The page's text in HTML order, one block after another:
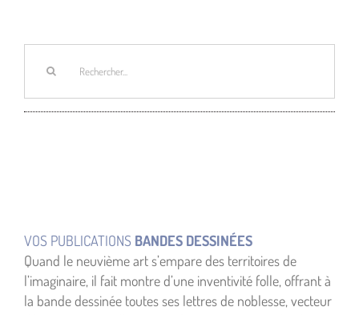
Éditions
Delcourt
VOS PUBLICATIONS BANDES DESSINÉES
Quand le neuvième art s’empare des territoires de
l’imaginaire, il fait montre d’une inventivité folle, offrant à
la bande dessinée toutes ses lettres de noblesse, vecteur